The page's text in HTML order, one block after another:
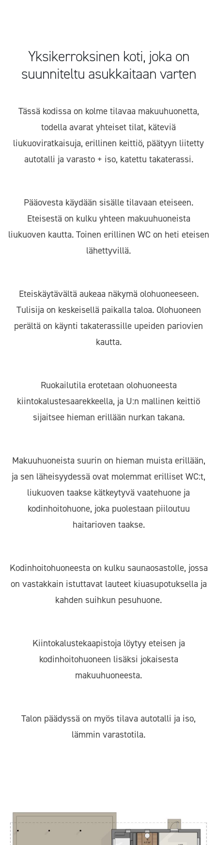
Yksikerroksinen koti, joka on
suunniteltu asukkaitaan varten
Tässä kodissa on kolme tilavaa makuuhuonetta,
todella avarat yhteiset tilat, käteviä
liukuoviratkaisuja, erillinen keittiö, päätyyn liitetty
autotalli ja varasto + iso, katettu takaterassi.
Pääovesta käydään sisälle tilavaan eteiseen.
Eteisestä on kulku yhteen makuuhuoneista
liukuoven kautta. Toinen erillinen WC on heti eteisen
lähettyvillä.
Eteiskäytävältä aukeaa näkymä olohuoneeseen.
Tulisija on keskeisellä paikalla taloa. Olohuoneen
perältä on käynti takaterassille upeiden pariovien
kautta.
Ruokailutila erotetaan olohuoneesta
kiintokalustesaarekkeella, ja U:n mallinen keittiö
sijaitsee hieman erillään nurkan takana.
Makuuhuoneista suurin on hieman muista erillään,
ja sen läheisyydessä ovat molemmat erilliset WC:t,
liukuoven taakse kätkeytyvä vaatehuone ja
kodinhoitohuone, joka puolestaan piiloutuu
haitarioven taakse.
Kodinhoitohuoneesta on kulku saunaosastolle, jossa
on vastakkain istuttavat lauteet kiuasupotuksella ja
kahden suihkun pesuhuone.
Kiintokalustekaapistoja löytyy eteisen ja
kodinhoitohuoneen lisäksi jokaisesta
makuuhuoneesta.
Talon päädyssä on myös tilava autotalli ja iso,
lämmin varastotila.